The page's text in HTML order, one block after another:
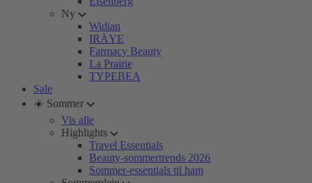
Ny
Widian
IRÄYE
Farmacy Beauty
La Prairie
TYPEBEA
Sale
☀️ Sommer
Vis alle
Highlights
Travel Essentials
Beauty-sommertrends 2026
Sommer-essentials til ham